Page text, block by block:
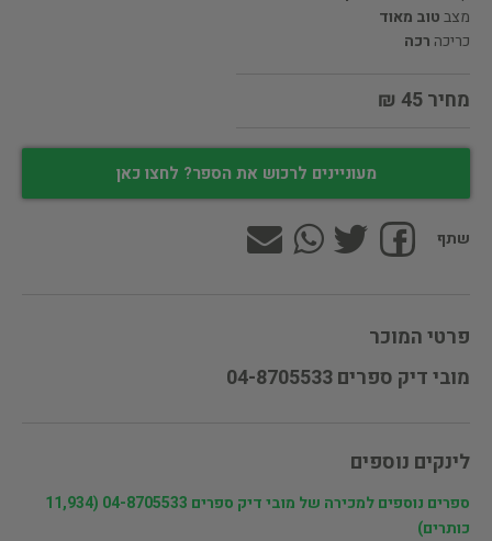
מצבטוב מאוד
כריכה רכה
מחיר 45 ₪
מעוניינים לרכוש את הספר? לחצו כאן
שתף
פרטי המוכר
מובי דיק ספרים 04-8705533
לינקים נוספים
ספרים נוספים למכירה של מובי דיק ספרים 04-8705533 (11,934
כותרים)